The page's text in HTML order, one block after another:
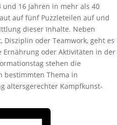
16 Jahren in mehr als 40
auf fünf Puzzleteilen auf und
dieser Inhalte. Neben
Disziplin oder Teamwork, geht es
Ernährung oder Aktivitäten in der
stehen die
bestimmten Thema in
altersgerechter Kampfkunst-